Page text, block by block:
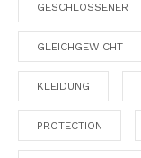
GESCHLOSSENER
GLEICHGEWICHT
KLEIDUNG
PROTECTION